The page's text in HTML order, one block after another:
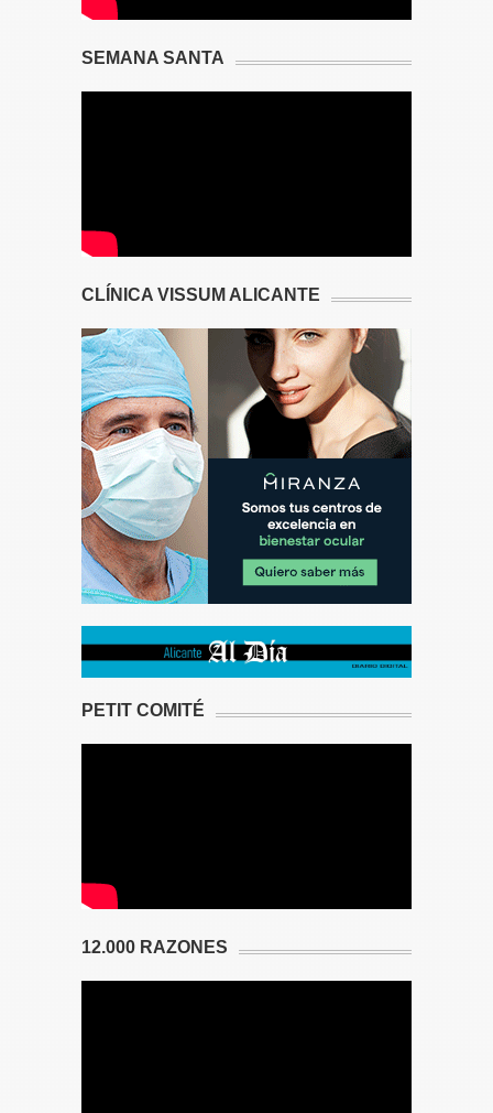
SEMANA SANTA
CLÍNICA VISSUM ALICANTE
PETIT COMITÉ
12.000 RAZONES